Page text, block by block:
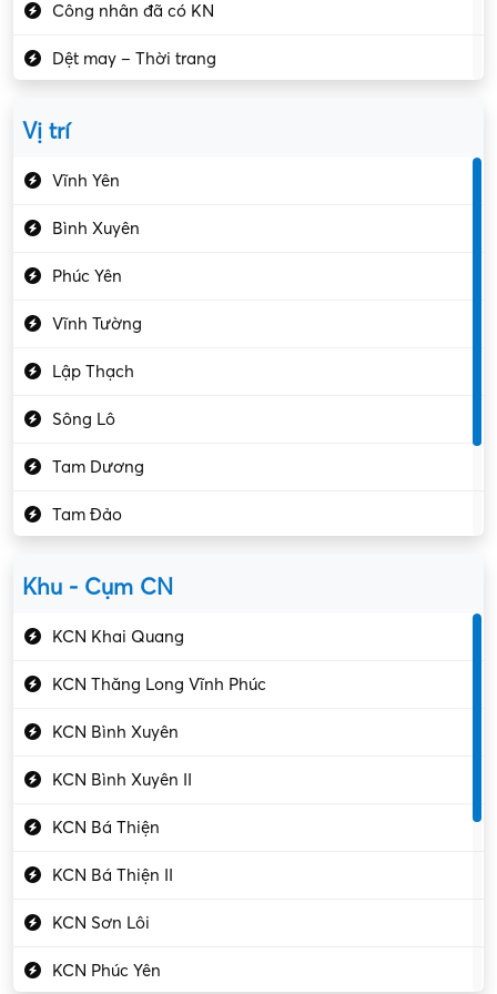
Công nhân đã có KN
Dệt may – Thời trang
Kiểm soát chất lượng
Kỹ sư cơ khí
Kỹ sư điện
Kỹ thuật cao
Kỹ thuật mạng – IT
Làm bán thời gian
Lao động phổ thông
Lập trình – Phát triển
Luật – Công chứng
Marketing – PR
Vị trí
Vĩnh Yên
Bình Xuyên
Phúc Yên
Vĩnh Tường
Lập Thạch
Sông Lô
Tam Dương
Tam Đảo
Khu - Cụm CN
KCN Khai Quang
KCN Thăng Long Vĩnh Phúc
KCN Bình Xuyên
KCN Bình Xuyên II
KCN Bá Thiện
KCN Bá Thiện II
KCN Sơn Lôi
KCN Phúc Yên